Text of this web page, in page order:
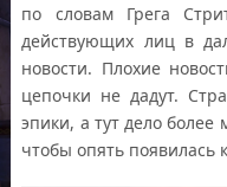
по словам Грега
действующих лиц в
новости. Плохие
цепочки не дадут.
эпики, а тут дело
чтобы опять появилась